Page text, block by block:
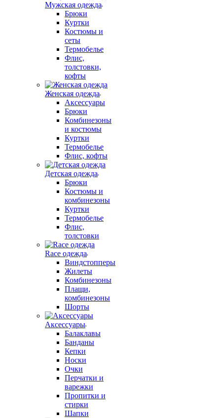
Мужская одежда
Брюки
Куртки
Костюмы и
сеты
Термобелье
Флис,
толстовки,
кофты
Женская одежда
Аксессуары
Брюки
Комбинезоны
и костюмы
Куртки
Термобелье
Флис, кофты
Детская одежда
Брюки
Костюмы и
комбинезоны
Куртки
Термобелье
Флис,
толстовки
Race одежда
Виндстопперы
Жилеты
Комбинезоны
Плащи,
комбинезоны
Шорты
Аксессуары
Балаклавы
Банданы
Кепки
Носки
Очки
Перчатки и
варежки
Пропитки и
стирки
Шапки